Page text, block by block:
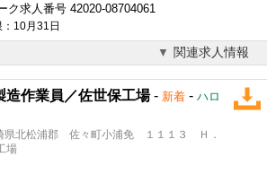
求人番号 42020-08704061
10月31日
関連求人情報
造作業員／佐世保工場- 新着 - ハロ
県北松浦郡 佐々町小浦免 １１１３ Ｈ．
場